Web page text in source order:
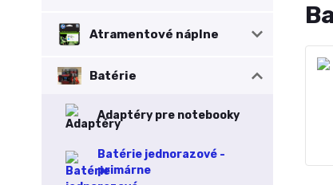
Atramentové náplne
Batérie
Adaptéry pre notebooky
Batérie jednorazové -
primárne